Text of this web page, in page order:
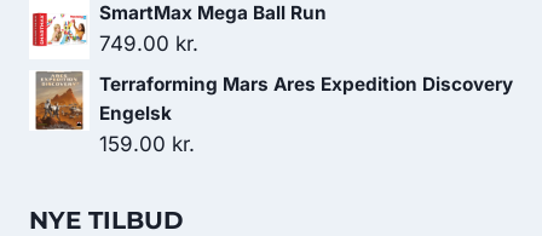
SmartMax Mega Ball Run
749.00 kr.
Terraforming Mars Ares Expedition Discovery
Engelsk
159.00 kr.
NYE TILBUD